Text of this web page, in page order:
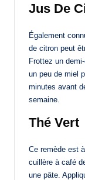
Jus De
Également
de citron peut
Frottez un
un peu de miel
minutes avant
semaine.
Thé Vert
Ce remède est
cuillère à café
une pâte.